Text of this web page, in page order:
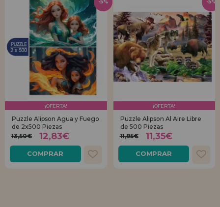
¡OFERTA!
Puzzle Alipson Agua y Fuego
de 2x500 Piezas
13,50€
12,83€
COMPRAR
-5%
¡OFERTA!
Puzzle Alipson Al Aire Libre
de 500 Piezas
11,95€
11,35€
COMPRAR
-5%